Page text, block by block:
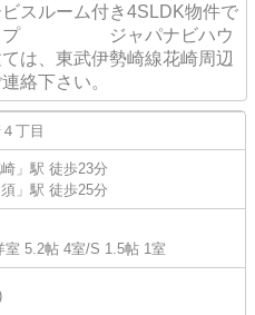
スルーム付き4SLDK物件で
ョップ ジャパナビハウ
は、東武伊勢崎線花崎周辺
絡下さい。
４丁目
」駅 徒歩23分
」駅 徒歩25分
室 5.2帖 4室/S 1.5帖 1室